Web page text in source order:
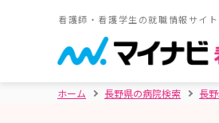
看護師・看護学生の就職情報サイト
ホーム 長野県の病院検索 長